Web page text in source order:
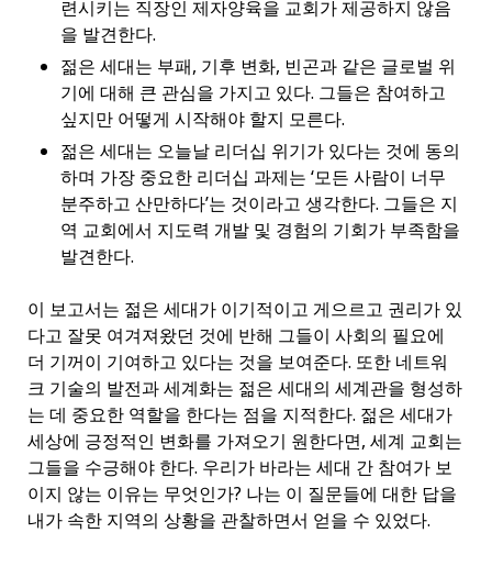
련시키는 직장인 제자양육을 교회가 제공하지 않음
을 발견한다.
젊은 세대는 부패, 기후 변화, 빈곤과 같은 글로벌 위
기에 대해 큰 관심을 가지고 있다. 그들은 참여하고
싶지만 어떻게 시작해야 할지 모른다.
젊은 세대는 오늘날 리더십 위기가 있다는 것에 동의
하며 가장 중요한 리더십 과제는 ‘모든 사람이 너무
분주하고 산만하다’는 것이라고 생각한다. 그들은 지
역 교회에서 지도력 개발 및 경험의 기회가 부족함을
발견한다.
이 보고서는 젊은 세대가 이기적이고 게으르고 권리가 있
다고 잘못 여겨져왔던 것에 반해 그들이 사회의 필요에
더 기꺼이 기여하고 있다는 것을 보여준다. 또한 네트워
크 기술의 발전과 세계화는 젊은 세대의 세계관을 형성하
는 데 중요한 역할을 한다는 점을 지적한다. 젊은 세대가
세상에 긍정적인 변화를 가져오기 원한다면, 세계 교회는
그들을 수긍해야 한다. 우리가 바라는 세대 간 참여가 보
이지 않는 이유는 무엇인가? 나는 이 질문들에 대한 답을
내가 속한 지역의 상황을 관찰하면서 얻을 수 있었다.